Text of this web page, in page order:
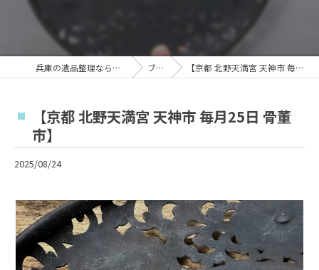
兵庫の遺品整理なら古美術 稲田屋 ブログ 【京都 北野天満宮 天神市 毎月25日 骨董市】
【京都 北野天満宮 天神市 毎月25日 骨董
市】
2025/08/24